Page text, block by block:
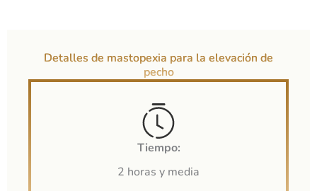
Detalles de mastopexia para la elevación de
pecho
Tiempo:
2 horas y media